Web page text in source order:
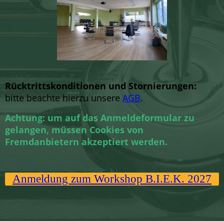
Rücktrittskonditionen und Stornierungen:
bitte beachte hierzu unsere AGB.
Achtung: um auf das Anmeldeformular zu
gelangen, müssen Cookies von
Fremdanbietern akzeptiert werden.
Anmeldung zum Workshop B.I.E.K. 2027